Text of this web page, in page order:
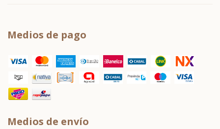
Medios de pago
Medios de envío